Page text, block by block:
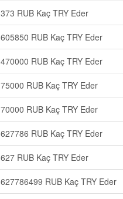
373 RUB Kaç TRY Eder
605850 RUB Kaç TRY Eder
470000 RUB Kaç TRY Eder
75000 RUB Kaç TRY Eder
70000 RUB Kaç TRY Eder
627786 RUB Kaç TRY Eder
627 RUB Kaç TRY Eder
627786499 RUB Kaç TRY Eder